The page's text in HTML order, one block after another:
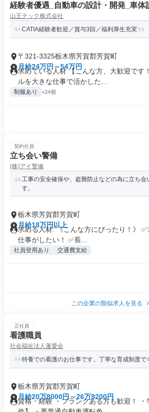
経験者優遇_自動車の設計・開発_車体
山王テック株式会社
CATIA経験者歓迎／賞与3回／福利厚生充実
〒321-3325栃木県芳賀郡芳賀町
月給24万円～54万円
求めている人材 【こんな方、大歓迎です
ルを大きな仕事で活かした...
制服あり +24個
契約社員
立ち会い警備
(株)アイ警備
工事の安全確保や、盗難防止などの為に立ち会
す。
栃木県芳賀郡芳賀町
月給18万円以上
求める人材: 《こんな方にぴったり！》
仕事がしたい！ ✅長...
社員登用あり 交通費支給
この企業の類似求人を見る
正社員
看護職員
社会福祉法人蓬愛会
特養での看護のお仕事です。丁寧な育成制度で
栃木県芳賀郡芳賀町
月給20万8000円～26万9200円
資格・経験 ・ブランクある方も歓迎！